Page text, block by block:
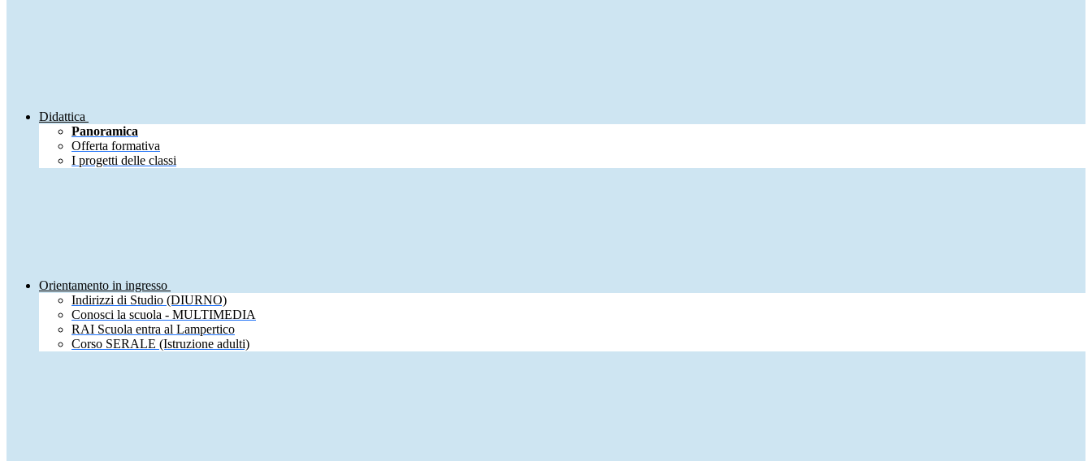
Didattica
Panoramica
Offerta formativa
I progetti delle classi
Orientamento in ingresso
Indirizzi di Studio (DIURNO)
Conosci la scuola - MULTIMEDIA
RAI Scuola entra al Lampertico
Corso SERALE (Istruzione adulti)